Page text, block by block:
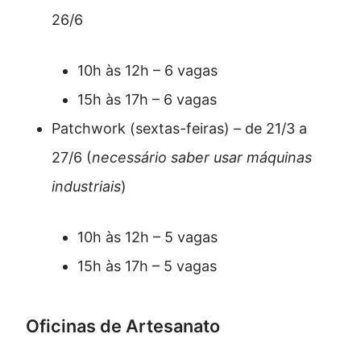
26/6
10h às 12h – 6 vagas
15h às 17h – 6 vagas
Patchwork (sextas-feiras) – de 21/3 a
27/6 (necessário saber usar máquinas
industriais)
10h às 12h – 5 vagas
15h às 17h – 5 vagas
Oficinas de Artesanato